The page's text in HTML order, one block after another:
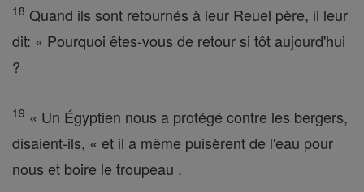
18 Quand ils sont retournés à leur Reuel père, il leur
dit: « Pourquoi êtes-vous de retour si tôt aujourd'hui
?
19 « Un Égyptien nous a protégé contre les bergers,
disaient-ils, « et il a même puisèrent de l'eau pour
nous et boire le troupeau .